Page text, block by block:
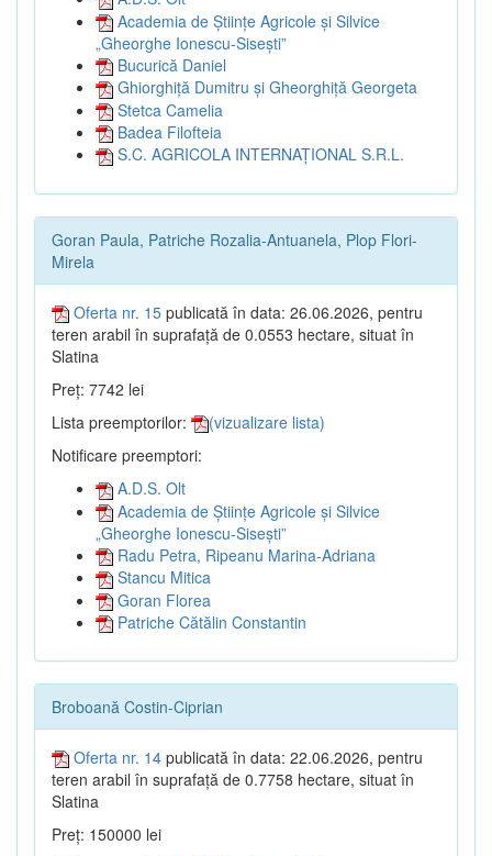
Academia de Științe Agricole și Silvice
„Gheorghe Ionescu-Sisești”
Bucurică Daniel
Ghiorghiță Dumitru și Gheorghiță Georgeta
Stetca Camelia
Badea Filofteia
S.C. AGRICOLA INTERNAȚIONAL S.R.L.
Goran Paula, Patriche Rozalia-Antuanela, Plop Flori-
Mirela
Oferta nr. 15 publicată în data: 26.06.2026, pentru
teren arabil în suprafață de 0.0553 hectare, situat în
Slatina
Preț: 7742 lei
Lista preemptorilor:
(vizualizare lista)
Notificare preemptori:
A.D.S. Olt
Academia de Științe Agricole și Silvice
„Gheorghe Ionescu-Sisești”
Radu Petra, Ripeanu Marina-Adriana
Stancu Mitica
Goran Florea
Patriche Cătălin Constantin
Broboană Costin-Ciprian
Oferta nr. 14 publicată în data: 22.06.2026, pentru
teren arabil în suprafață de 0.7758 hectare, situat în
Slatina
Preț: 150000 lei